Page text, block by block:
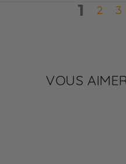
1 2 3
VOUS